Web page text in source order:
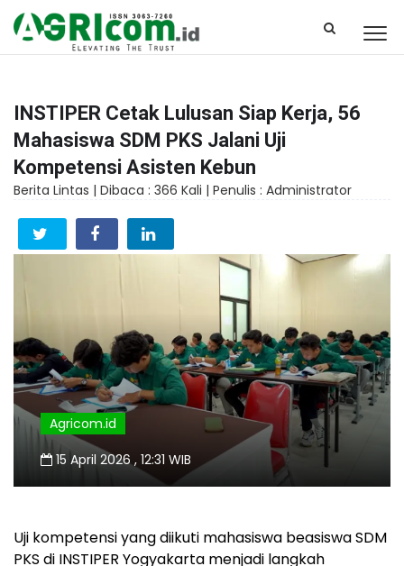
INSTIPER Cetak Lulusan Siap Kerja, 56
Mahasiswa SDM PKS Jalani Uji
Kompetensi Asisten Kebun
Berita Lintas | Dibaca : 366 Kali | Penulis : Administrator
Agricom.id
15 April 2026 , 12:31 WIB
Uji kompetensi yang diikuti mahasiswa beasiswa SDM
PKS di INSTIPER Yogyakarta menjadi langkah